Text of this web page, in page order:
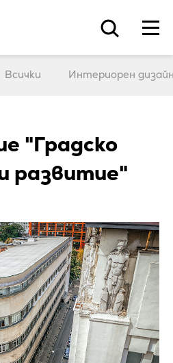
Всички Интериорен
"Градско
развитие"